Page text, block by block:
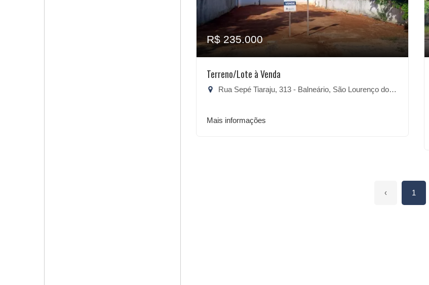
R$ 235.000
Terreno/Lote à Venda
Rua Sepé Tiaraju, 313 - Balneário, São Lourenço do Sul-RS
Mais informações
‹ 1